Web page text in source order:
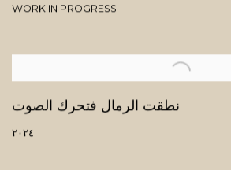
WORK IN PROGRESS
نطقت الرمال فتحرك الصوت
٢٠٢٤